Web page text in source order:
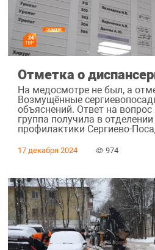
Отметка о
На медосмотре не был, а
Возмущённые
объяснений. Ответ на
группа получила в
профилактики Сергиево-
17 декабря 2024 974